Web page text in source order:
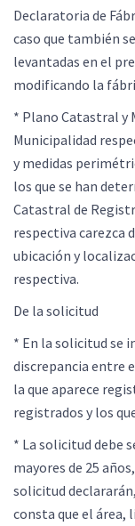
Declaratoria de
caso que también
levantadas en el
modificando la
* Plano Catastral y
Municipalidad
y medidas
los que se han
Catastral de
respectiva carezca
ubicación y
respectiva.
De la solicitud
* En la solicitud se
discrepancia entre
la que aparece
registrados y los
* La solicitud debe
mayores de 25
solicitud
consta que el área,